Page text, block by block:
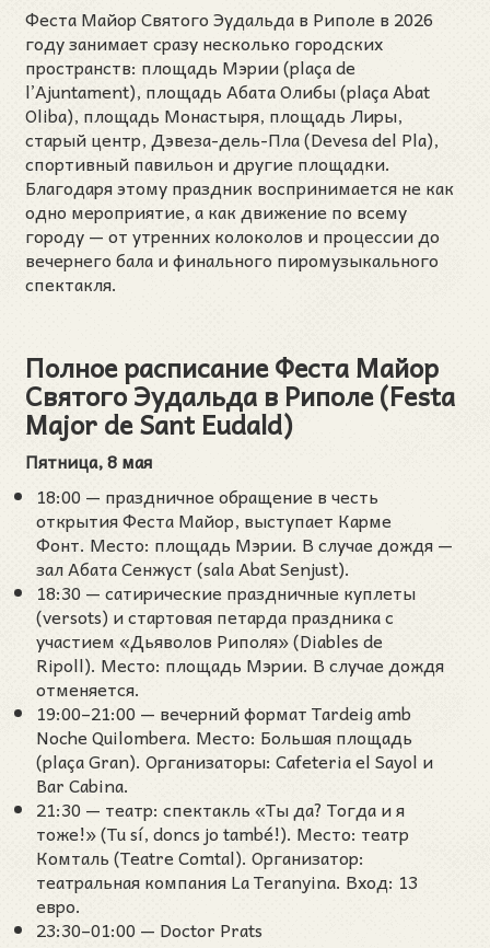
Феста Майор Святого Эудальда в Риполе в 2026
году занимает сразу несколько городских
пространств: площадь Мэрии (plaça de
l’Ajuntament), площадь Абата Олибы (plaça Abat
Oliba), площадь Монастыря, площадь Лиры,
старый центр, Дэвеза-дель-Пла (Devesa del Pla),
спортивный павильон и другие площадки.
Благодаря этому праздник воспринимается не как
одно мероприятие, а как движение по всему
городу — от утренних колоколов и процессии до
вечернего бала и финального пиромузыкального
спектакля.
Полное расписание Феста Майор
Святого Эудальда в Риполе (Festa
Major de Sant Eudald)
Пятница, 8 мая
18:00 — праздничное обращение в честь
открытия Феста Майор, выступает Карме
Фонт. Место: площадь Мэрии. В случае дождя —
зал Абата Сенжуст (sala Abat Senjust).
18:30 — сатирические праздничные куплеты
(versots) и стартовая петарда праздника с
участием «Дьяволов Риполя» (Diables de
Ripoll). Место: площадь Мэрии. В случае дождя
отменяется.
19:00–21:00 — вечерний формат Tardeig amb
Noche Quilombera. Место: Большая площадь
(plaça Gran). Организаторы: Cafeteria el Sayol и
Bar Cabina.
21:30 — театр: спектакль «Ты да? Тогда и я
тоже!» (Tu sí, doncs jo també!). Место: театр
Комталь (Teatre Comtal). Организатор:
театральная компания La Teranyina. Вход: 13
евро.
23:30–01:00 — Doctor Prats